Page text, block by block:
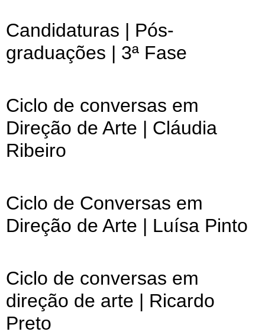
Candidaturas | Pós-
graduações | 3ª Fase
Ciclo de conversas em
Direção de Arte | Cláudia
Ribeiro
Ciclo de Conversas em
Direção de Arte | Luísa Pinto
Ciclo de conversas em
direção de arte | Ricardo
Preto